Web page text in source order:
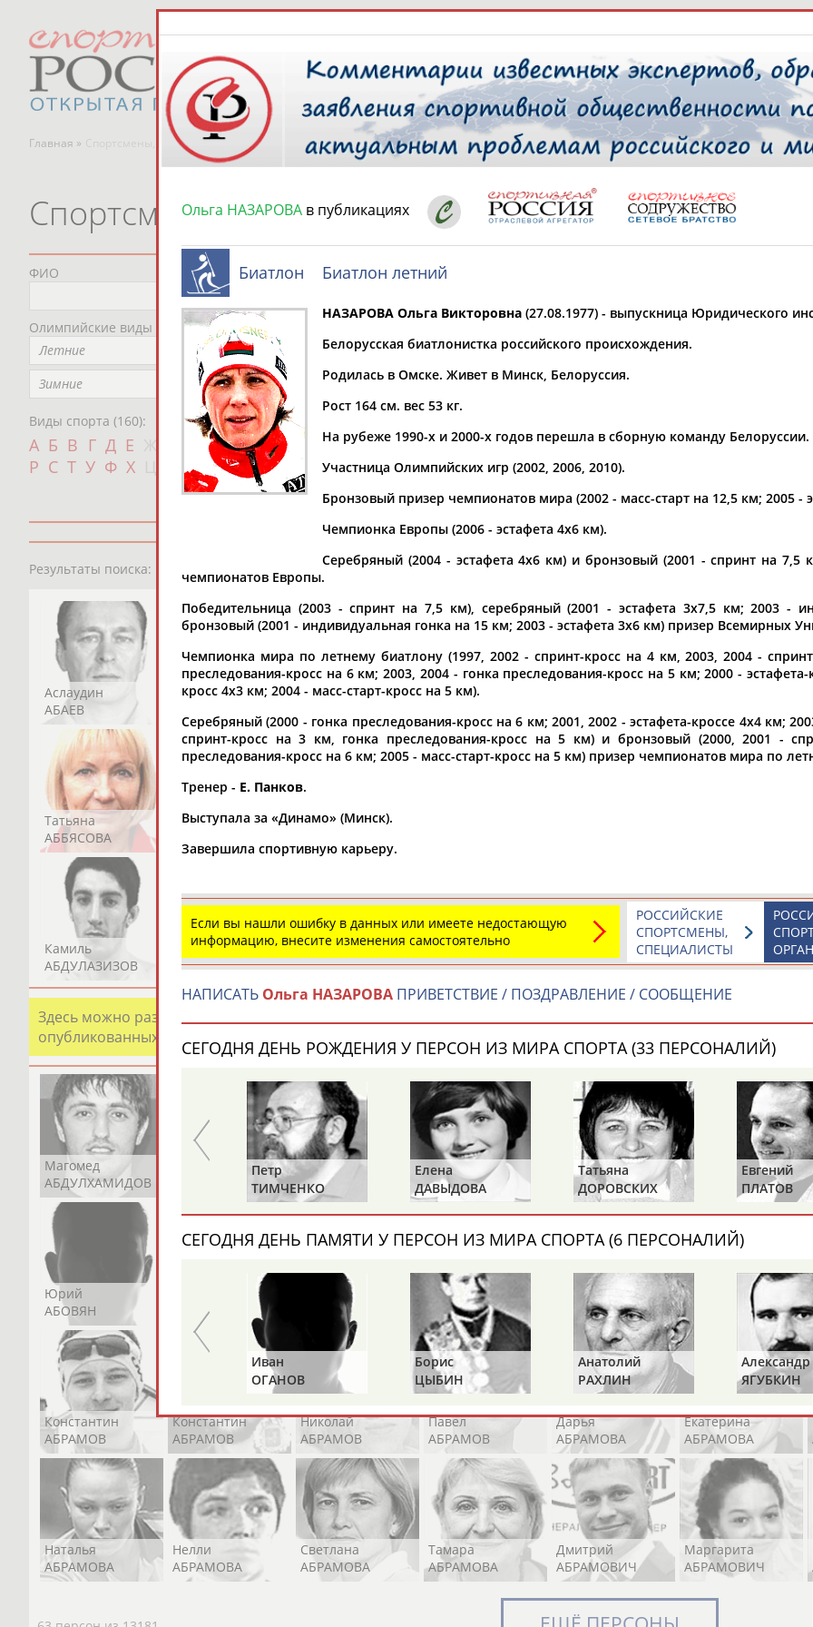
Главная » Спортсмены, тренеры и специалисты ТАБЛО
РЕСУРСНАЯ ПЛОЩАДКА
Спортсмены, тренеры и специалисты
ФИО
Олимпийские виды спорта
Летние
Зимние
Виды спорта (160):
А Б В Г Д Е К Л М Н О
П
Р С Т У Ф Х Ш Щ Э Ю
Представляет регион*
* для действующих спортсменов
Не выбран
Регион проживания
Не выбран
Дата рождения
год
Результаты поиска: 13181персон
Аслаудин
АБАЕВ
Елена
Мария
Юлия
Татьяна
АББЯСОВА
Акжана
Артур
Камиль
АБДУЛАЗИЗОВ
Загалав
АБДУЛБЕКОВ
Камалудин
АБДУЛДАУДОВ
Абдула
АБДУЛЖАЛИЛОВ
Магомед
АБДУЛКАГИРОВ
Назир
АБДУЛЛАЕВ
Здесь можно разместить информацию о хорошо известном спортсмене, тренере, специалисте или
опубликованных записях. Страна должна знать своих героев! Герои спорта - это одни из главных патриотов
Магомед
АБДУЛХАМИДОВ
Шамиль
АБДУРАХМАНОВ
Адлан
АБДУРАШИДОВ
Рустам
АБДУРАШИДОВ
Магомед
АБДУСАЛАМОВ
Нурлан
АБДЫКАЛЫКОВ
Юрий
АБОВЯН
АБОЗОВИК
АБОИМОВ
Элизабет
АБРААМЯН
Захария
АБРАМАШВИЛИ
Александр
АБРАМОВ
Константин
АБРАМОВ
Константин
АБРАМОВ
Николай
АБРАМОВ
Павел
АБРАМОВ
Дарья
АБРАМОВА
Екатерина
АБРАМОВА
Наталья
АБРАМОВА
Нелли
АБРАМОВА
Светлана
АБРАМОВА
Тамара
АБРАМОВА
Дмитрий
АБРАМОВИЧ
Маргарита
АБРАМОВИЧ
Ольга НАЗАРОВА в публикациях
Биатлон Биатлон летний
НАЗАРОВА Ольга Викторовна (27.08.1977) - выпускница Юридического
Белорусская биатлонистка российского происхождения.
Родилась в Омске. Живет в Минск, Белоруссия.
Рост 164 см. вес 53 кг.
На рубеже 1990-х и 2000-х годов перешла в сборную команду Белоруссии.
Участница Олимпийских игр (2002, 2006, 2010).
Бронзовый призер чемпионатов мира (2002 - масс-старт на 12,5 км; 2005 -
Чемпионка Европы (2006 - эстафета 4х6 км).
Серебряный (2004 - эстафета 4х6 км) и бронзовый (2001 - спринт на 7,5
чемпионатов Европы.
Победительница (2003 - спринт на 7,5 км), серебряный (2001 - эстафета 3х7,5 км; 2003 -
бронзовый (2001 - индивидуальная гонка на 15 км; 2003 - эстафета 3х6 км) призер Всемирных
Чемпионка мира по летнему биатлону (1997, 2002 - спринт-кросс на 4 км, 2003, 2004 -
преследования-кросс на 6 км; 2003, 2004 - гонка преследования-кросс на 5 км; 2000 -
кросс 4х3 км; 2004 - масс-старт-кросс на 5 км).
Серебряный (2000 - гонка преследования-кросс на 6 км; 2001, 2002 - эстафета-кроссе 4х4 км;
спринт-кросс на 3 км, гонка преследования-кросс на 5 км) и бронзовый (2000, 2001 -
преследования-кросс на 6 км; 2005 - масс-старт-кросс на 5 км) призер чемпионатов мира по
Тренер - Е. Панков.
Выступала за «Динамо» (Минск).
Завершила спортивную карьеру.
Если вы нашли ошибку в данных или имеете недостающую
информацию, внесите изменения самостоятельно
РОССИЙСКИЕ
СПОРТСМЕНЫ,
СПЕЦИАЛИСТЫ
НАПИСАТЬ Ольга НАЗАРОВА ПРИВЕТСТВИЕ / ПОЗДРАВЛЕНИЕ / СООБЩЕНИЕ
СЕГОДНЯ ДЕНЬ РОЖДЕНИЯ У ПЕРСОН ИЗ МИРА СПОРТА (33 ПЕРСОНАЛИЙ)
Лариса
КАРЛОВА
Петр
ТИМЧЕНКО
Елена
ДАВЫДОВА
Татьяна
ДОРОВСКИХ
(САМОЛЕНКО,
Евгений
ПЛАТОВ
СЕГОДНЯ ДЕНЬ ПАМЯТИ У ПЕРСОН ИЗ МИРА СПОРТА (6 ПЕРСОНАЛИЙ)
Альгирдас
ЛАУРИТЕНАС
Иван
ОГАНОВ
Борис
ЦЫБИН
Анатолий
РАХЛИН
Александр
ЯГУБКИН